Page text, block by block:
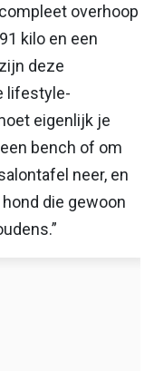
overhoop
kilo en een
deze
lifestyle-
eigenlijk je
bench of om
neer, en
die gewoon